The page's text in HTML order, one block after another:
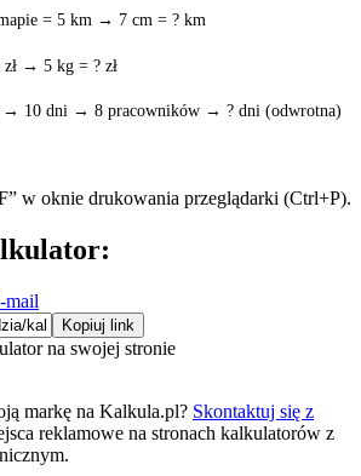
= 5 km → 7 cm = ? km
zł → 5 kg = ? zł
→ 10 dni → 8 pracowników → ? dni (odwrotna)
w oknie drukowania przeglądarki (Ctrl+P).
mail
Kopiuj link
na swojej stronie
markę na Kalkula.pl? Skontaktuj się z
reklamowe na stronach kalkulatorów z